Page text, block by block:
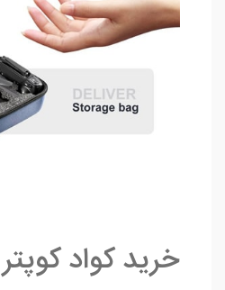
خرید کواد کوپتر KY603